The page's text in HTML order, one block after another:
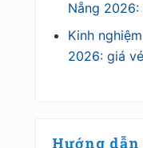
Nẵng
Kinh
2026: giá
Hướng